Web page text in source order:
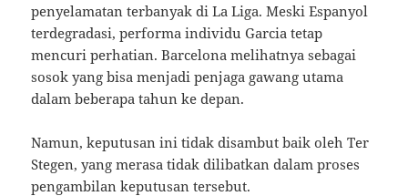
penyelamatan terbanyak di La Liga. Meski Espanyol
terdegradasi, performa individu Garcia tetap
mencuri perhatian. Barcelona melihatnya sebagai
sosok yang bisa menjadi penjaga gawang utama
dalam beberapa tahun ke depan.
Namun, keputusan ini tidak disambut baik oleh Ter
Stegen, yang merasa tidak dilibatkan dalam proses
pengambilan keputusan tersebut.